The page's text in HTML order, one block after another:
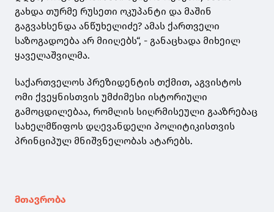
გახდა თურმე რუსეთი ოკუპანტი და მაშინ
გაგვახსენდა ანწუხელიძე? ამას ქართველი
საზოგადოება არ მიიღებს“, - განაცხადა მიხეილ
ყაველაშვილმა.
საქართველოს პრეზიდენტის თქმით, აგვისტოს
ომი ქვეყნისთვის უმძიმესი ისტორიული
გამოცდილებაა, რომლის სიღრმისეული გააზრებაც
სახელმწიფოს დღევანდელი პოლიტიკისთვის
პრინციპულ მნიშვნელობას ატარებს.
მთავრობა